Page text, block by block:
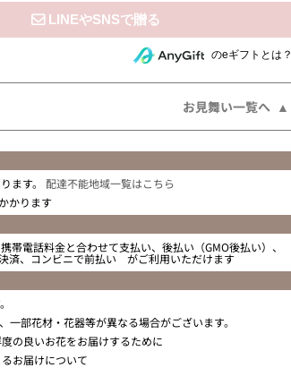
を知らない相手にeギフトで贈るのeギフトとは？
お見舞い一覧へ
ます。 配達不能地域一覧はこちら
かります
帯電話料金と合わせて支払い、後払い（GMO後払い）、
済、コンビニで前払い がご利用いただけます
一部花材・花器等が異なる場合がございます。
の良いお花をお届けするために
お届けについて